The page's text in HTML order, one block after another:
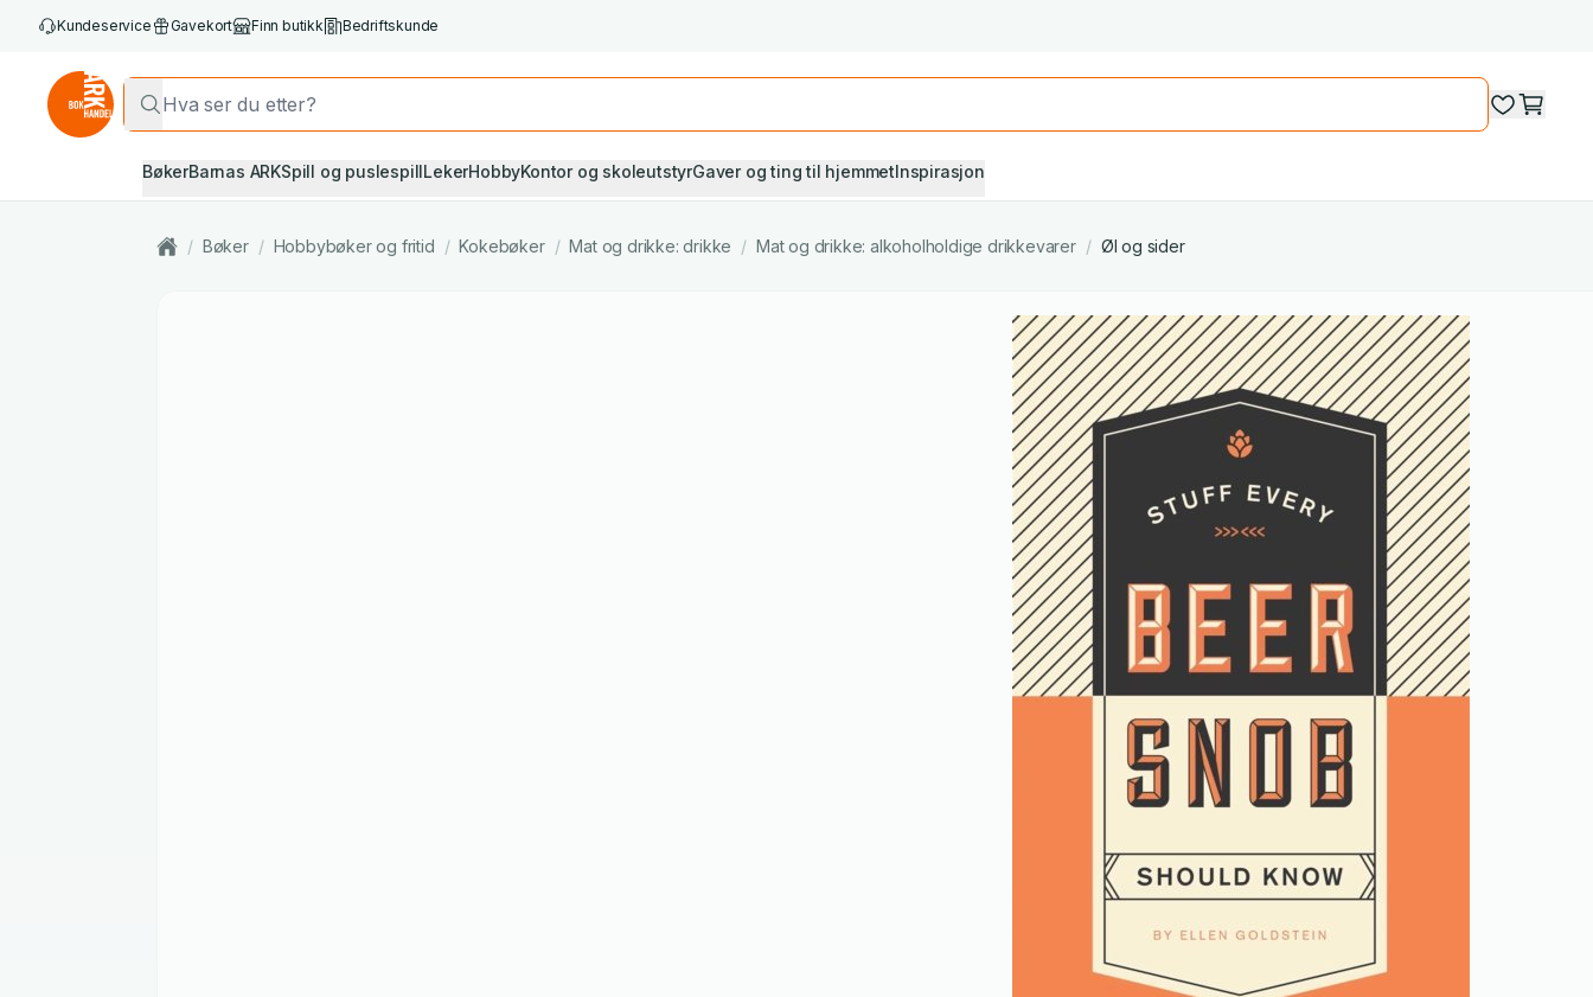
Kundeservice Gavekort Finn butikk Bedriftskunde
BøkerBarnas ARKSpill og puslespillLekerHobbyKontor og skoleutstyrGaver og ting til hjemmetInspirasjon
/ Bøker / Hobbybøker og fritid / Kokebøker / Mat og drikke: drikke / Mat og drikke: alkoholholdige drikkevarer / Øl og sider